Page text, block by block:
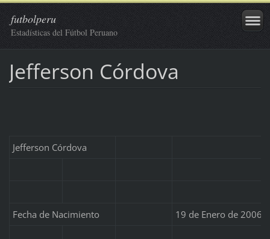
futbolperu
Estadísticas del Fútbol Peruano
Jefferson Córdova
Jefferson Córdova
Fecha de Nacimiento 19 de Enero de 2006